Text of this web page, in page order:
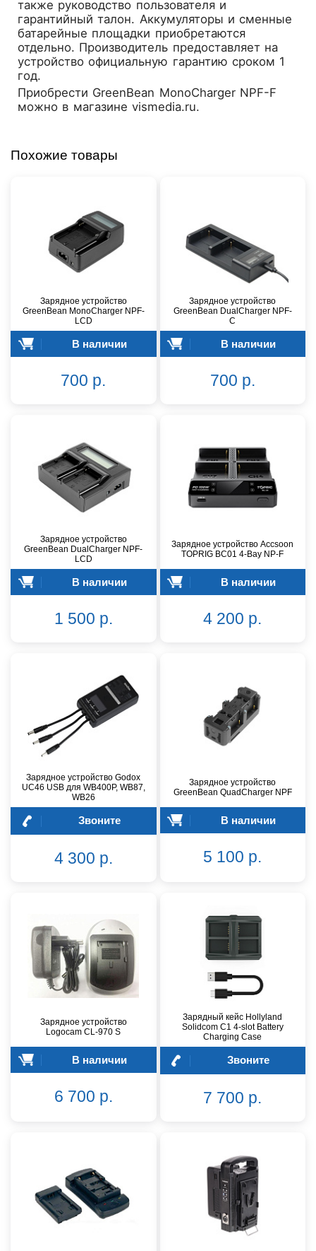
также руководство пользователя и
гарантийный талон. Аккумуляторы и сменные
батарейные площадки приобретаются
отдельно. Производитель предоставляет на
устройство официальную гарантию сроком 1
год.
Приобрести GreenBean MonoCharger NPF-F
можно в магазине vismedia.ru.
Похожие товары
Зарядное устройство
GreenBean MonoCharger NPF-
LCD
В наличии
700 р.
Зарядное устройство
GreenBean DualCharger NPF-
C
В наличии
700 р.
Зарядное устройство
GreenBean DualCharger NPF-
LCD
В наличии
1 500 р.
Зарядное устройство Accsoon
TOPRIG BC01 4-Bay NP-F
В наличии
4 200 р.
Зарядное устройство Godox
UC46 USB для WB400P, WB87,
WB26
Звоните
4 300 р.
Зарядное устройство
GreenBean QuadCharger NPF
В наличии
5 100 р.
Зарядное устройство
Logocam CL-970 S
В наличии
6 700 р.
Зарядный кейс Hollyland
Solidcom C1 4-slot Battery
Charging Case
Звоните
7 700 р.